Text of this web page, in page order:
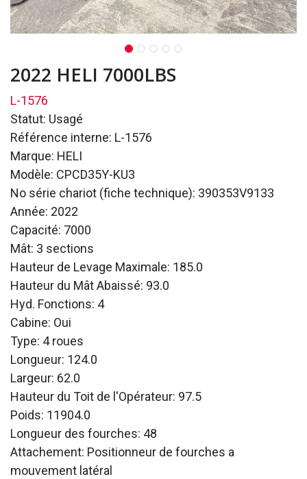
2022 HELI 7000LBS
L-1576
Statut: Usagé
Référence interne: L-1576
Marque: HELI
Modèle: CPCD35Y-KU3
No série chariot (fiche technique): 390353V9133
Année: 2022
Capacité: 7000
Mât: 3 sections
Hauteur de Levage Maximale: 185.0
Hauteur du Mât Abaissé: 93.0
Hyd. Fonctions: 4
Cabine: Oui
Type: 4 roues
Longueur: 124.0
Largeur: 62.0
Hauteur du Toit de l'Opérateur: 97.5
Poids: 11904.0
Longueur des fourches: 48
Attachement: Positionneur de fourches a
mouvement latéral